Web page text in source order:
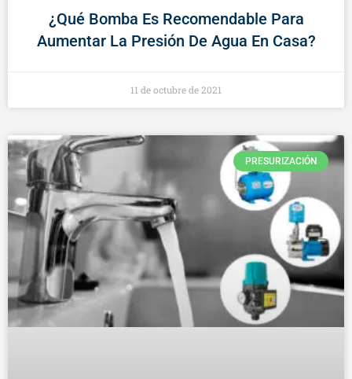
¿Qué Bomba Es Recomendable Para
Aumentar La Presión De Agua En Casa?
11 de octubre de 2021
PRESURIZACIÓN